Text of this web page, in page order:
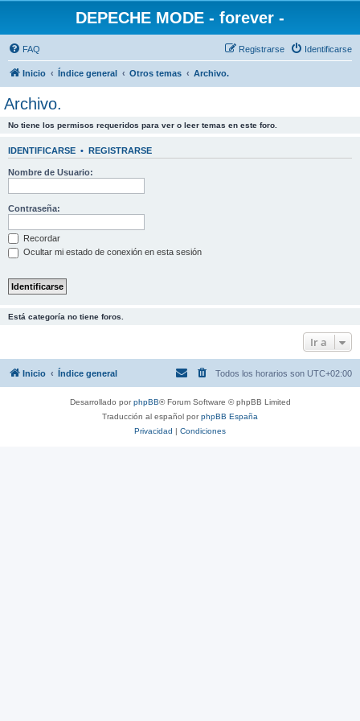
DEPECHE MODE - forever -
FAQ Identificarse
Registrarse
Inicio Índice general Otros temas Archivo.
Archivo.
No tiene los permisos requeridos para ver o leer temas en este foro.
IDENTIFICARSE • REGISTRARSE
Nombre de Usuario:
Contraseña:
Recordar
Ocultar mi estado de conexión en esta sesión
Está categoría no tiene foros.
Ir a
Inicio Índice general Todos los horarios son UTC+02:00
Desarrollado porphpBB® Forum Software © phpBB Limited
Traducción al español porphpBB España
Privacidad | Condiciones